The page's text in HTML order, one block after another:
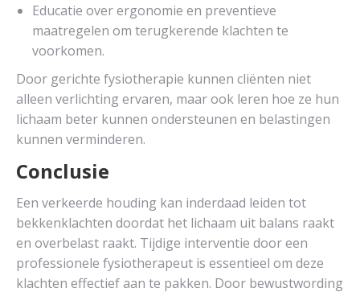
Educatie over ergonomie en preventieve
maatregelen om terugkerende klachten te
voorkomen.
Door gerichte fysiotherapie kunnen cliënten niet
alleen verlichting ervaren, maar ook leren hoe ze hun
lichaam beter kunnen ondersteunen en belastingen
kunnen verminderen.
Conclusie
Een verkeerde houding kan inderdaad leiden tot
bekkenklachten doordat het lichaam uit balans raakt
en overbelast raakt. Tijdige interventie door een
professionele fysiotherapeut is essentieel om deze
klachten effectief aan te pakken. Door bewustwording